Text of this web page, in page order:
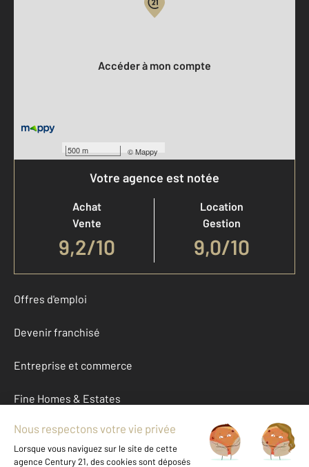
500 m ©Mappy
Accéder à mon compte
Votre agence est notée
Achat
Vente
9,2/10
Location
Gestion
9,0/10
Offres d'emploi
Devenir franchisé
Entreprise et commerce
Fine Homes & Estates
À propos